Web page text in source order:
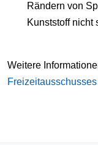
Rändern von
Kunststoff nicht
Weitere
Freizeitausschusses